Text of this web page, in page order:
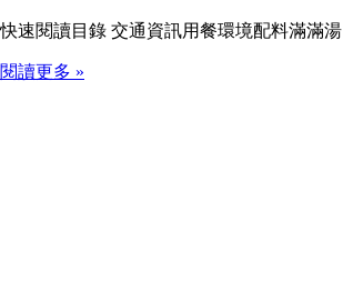
快速閱讀目錄 交通資訊用餐環境配料滿滿湯
閱讀更多 »